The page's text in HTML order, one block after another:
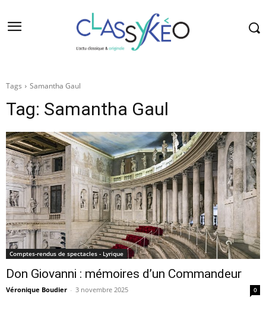
Tags Samantha Gaul
Tag: Samantha Gaul
Comptes-rendus de spectacles - Lyrique
Don Giovanni : mémoires d’un Commandeur
Véronique Boudier - 3 novembre 2025 0